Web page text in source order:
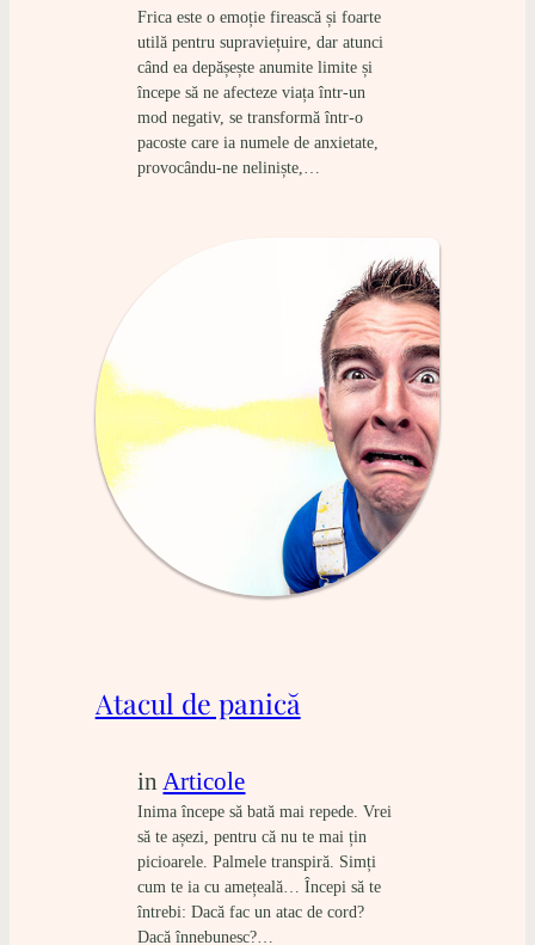
Frica este o emoție firească și foarte
utilă pentru supraviețuire, dar atunci
când ea depășește anumite limite și
începe să ne afecteze viața într-un
mod negativ, se transformă într-o
pacoste care ia numele de anxietate,
provocându-ne neliniște,…
Atacul de panică
in Articole
Inima începe să bată mai repede. Vrei
să te așezi, pentru că nu te mai țin
picioarele. Palmele transpiră. Simți
cum te ia cu amețeală… Începi să te
întrebi: Dacă fac un atac de cord?
Dacă înnebunesc?…